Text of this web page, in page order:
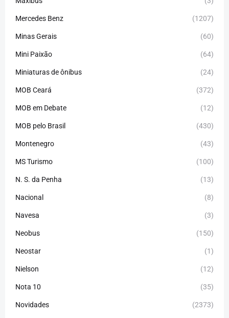
Mercedes Benz (1207)
Minas Gerais (60)
Mini Paixão (64)
Miniaturas de ônibus (24)
MOB Ceará (372)
MOB em Debate (12)
MOB pelo Brasil (430)
Montenegro (43)
MS Turismo (100)
N. S. da Penha (13)
Nacional (8)
Navesa (3)
Neobus (150)
Neostar (1)
Nielson (12)
Nota 10 (35)
Novidades (2373)